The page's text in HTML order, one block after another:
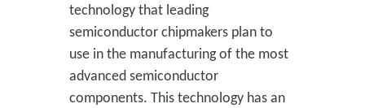
technology that leading
semiconductor chipmakers plan to
use in the manufacturing of the most
advanced semiconductor
components. This technology has an